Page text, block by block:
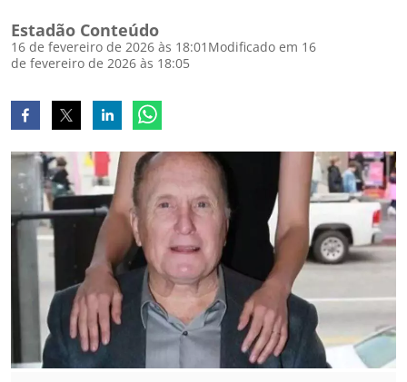
Estadão Conteúdo
16 de fevereiro de 2026 às 18:01 Modificado em 16
de fevereiro de 2026 às 18:05